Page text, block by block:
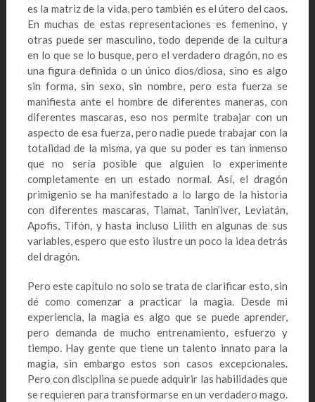
es la matriz de la vida, pero también es el útero del caos.
En muchas de estas representaciones es femenino, y
otras puede ser masculino, todo depende de la cultura
en lo que se lo busque, pero el verdadero dragón, no es
una figura definida o un único dios/diosa, sino es algo
sin forma, sin sexo, sin nombre, pero esta fuerza se
manifiesta ante el hombre de diferentes maneras, con
diferentes mascaras, eso nos permite trabajar con un
aspecto de esa fuerza, pero nadie puede trabajar con la
totalidad de la misma, ya que su poder es tan inmenso
que no sería posible que alguien lo experimente
completamente en un estado normal. Así, el dragón
primigenio se ha manifestado a lo largo de la historia
con diferentes mascaras, Tiamat, Tanin’iver, Leviatán,
Apofis, Tifón, y hasta incluso Lilith en algunas de sus
variables, espero que esto ilustre un poco la idea detrás
del dragón.
Pero este capítulo no solo se trata de clarificar esto, sin
dé como comenzar a practicar la magia. Desde mi
experiencia, la magia es algo que se puede aprender,
pero demanda de mucho entrenamiento, esfuerzo y
tiempo. Hay gente que tiene un talento innato para la
magia, sin embargo estos son casos excepcionales.
Pero con disciplina se puede adquirir las habilidades que
se requieren para transformarse en un verdadero mago.